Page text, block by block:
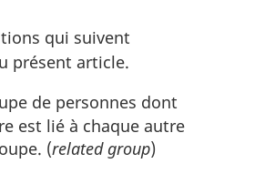
qui suivent
présent article.
de personnes dont
est lié à chaque autre
(related group)